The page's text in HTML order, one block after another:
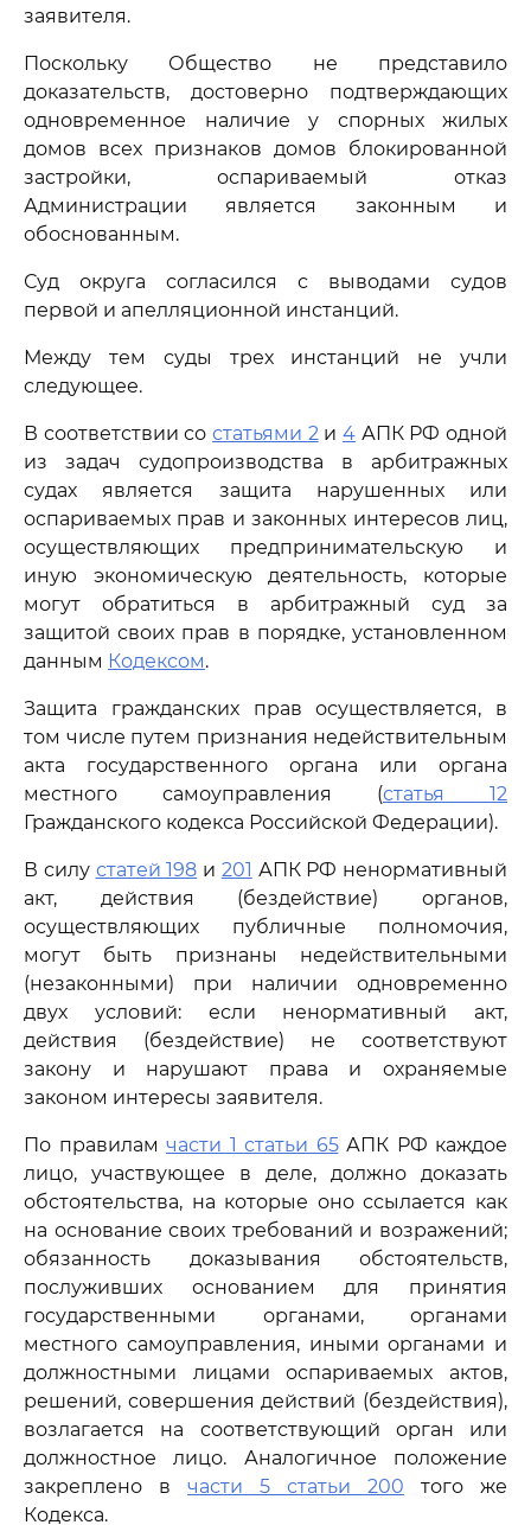
заявителя.
Поскольку Общество не представило
доказательств, достоверно подтверждающих
одновременное наличие у спорных жилых
домов всех признаков домов блокированной
застройки, оспариваемый отказ
Администрации является законным и
обоснованным.
Суд округа согласился с выводами судов
первой и апелляционной инстанций.
Между тем суды трех инстанций не учли
следующее.
В соответствии со статьями 2и4 АПК РФ одной
из задач судопроизводства в арбитражных
судах является защита нарушенных или
оспариваемых прав и законных интересов лиц,
осуществляющих предпринимательскую и
иную экономическую деятельность, которые
могут обратиться в арбитражный суд за
защитой своих прав в порядке, установленном
данным Кодексом.
Защита гражданских прав осуществляется, в
том числе путем признания недействительным
акта государственного органа или органа
местного самоуправления (статья 12
Гражданского кодекса Российской Федерации).
В силу статей 198 и 201 АПК РФ ненормативный
акт, действия (бездействие) органов,
осуществляющих публичные полномочия,
могут быть признаны недействительными
(незаконными) при наличии одновременно
двух условий: если ненормативный акт,
действия (бездействие) не соответствуют
закону и нарушают права и охраняемые
законом интересы заявителя.
По правилам части 1 статьи 65АПК РФ каждое
лицо, участвующее в деле, должно доказать
обстоятельства, на которые оно ссылается как
на основание своих требований и возражений;
обязанность доказывания обстоятельств,
послуживших основанием для принятия
государственными органами, органами
местного самоуправления, иными органами и
должностными лицами оспариваемых актов,
решений, совершения действий (бездействия),
возлагается на соответствующий орган или
должностное лицо. Аналогичное положение
закреплено в части 5 статьи 200 того же
Кодекса.